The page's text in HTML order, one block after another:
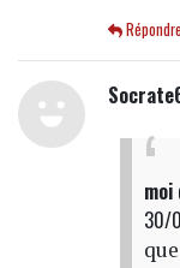
Répondre
30/